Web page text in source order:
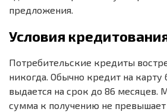
предложения.
Условия
Потребительские кредиты
никогда. Обычно кредит на карту
выдается на срок до 86 месяцев.
сумма к получению не превышает